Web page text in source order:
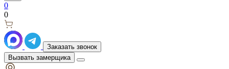
0
0
Заказать звонок
Вызвать замерщика